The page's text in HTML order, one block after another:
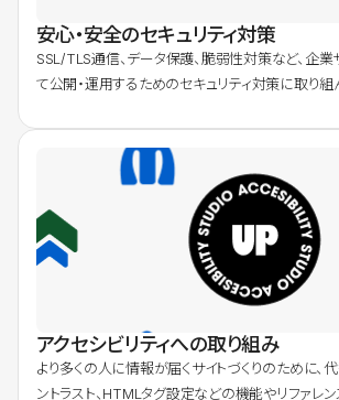
安心・安全のセキュリティ対策
SSL/TLS通信、データ保護、脆弱性対策など、企業
て公開・運用するためのセキュリティ対策に取り組
アクセシビリティへの取り組み
より多くの人に情報が届くサイトづくりのために、代
ントラスト、HTMLタグ設定などの機能やリファレ